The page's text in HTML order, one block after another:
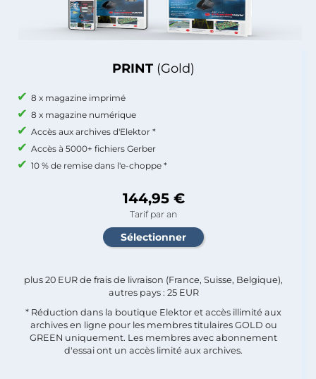
PRINT (Gold)
8 x magazine imprimé
8 x magazine numérique
Accès aux archives d'Elektor *
Accès à 5000+ fichiers Gerber
10 % de remise dans l'e-choppe *
144,95 €
Tarif par an
plus 20 EUR de frais de livraison (France, Suisse, Belgique),
autres pays : 25 EUR
* Réduction dans la boutique Elektor et accès illimité aux
archives en ligne pour les membres titulaires GOLD ou
GREEN uniquement. Les membres avec abonnement
d'essai ont un accès limité aux archives.